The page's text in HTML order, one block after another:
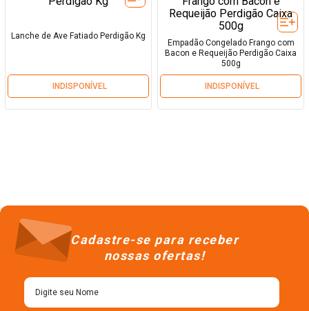
Lanche de Ave Fatiado Perdigão Kg
INDISPONÍVEL
Empadão Congelado Frango com
Bacon e Requeijão Perdigão Caixa
500g
INDISPONÍVEL
Cadastre-se para receber
nossas ofertas!